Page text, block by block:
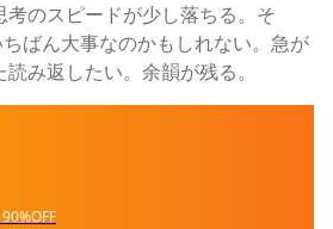
のスピードが少し落ちる。そ
ばん大事なのかもしれない。急が
み返したい。余韻が残る。
90%OFF